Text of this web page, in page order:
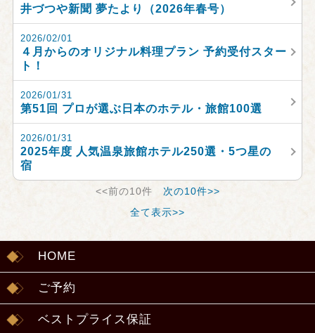
井づつや新聞 夢たより（2026年春号）
2026/02/01
４月からのオリジナル料理プラン 予約受付スター
ト！
2026/01/31
第51回 プロが選ぶ日本のホテル・旅館100選
2026/01/31
2025年度 人気温泉旅館ホテル250選・5つ星の
宿
<<前の10件 次の10件>>
全て表示>>
HOME
ご予約
ベストプライス保証